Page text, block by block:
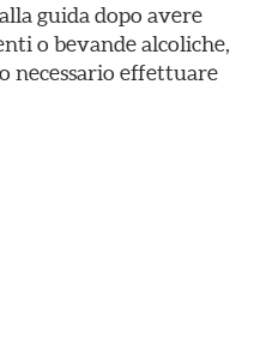
guida dopo avere
o bevande alcoliche,
necessario effettuare